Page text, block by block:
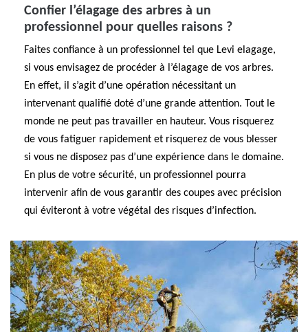
Confier l’élagage des arbres à un
professionnel pour quelles raisons ?
Faites confiance à un professionnel tel que Levi elagage,
si vous envisagez de procéder à l’élagage de vos arbres.
En effet, il s’agit d’une opération nécessitant un
intervenant qualifié doté d’une grande attention. Tout le
monde ne peut pas travailler en hauteur. Vous risquerez
de vous fatiguer rapidement et risquerez de vous blesser
si vous ne disposez pas d’une expérience dans le domaine.
En plus de votre sécurité, un professionnel pourra
intervenir afin de vous garantir des coupes avec précision
qui éviteront à votre végétal des risques d’infection.